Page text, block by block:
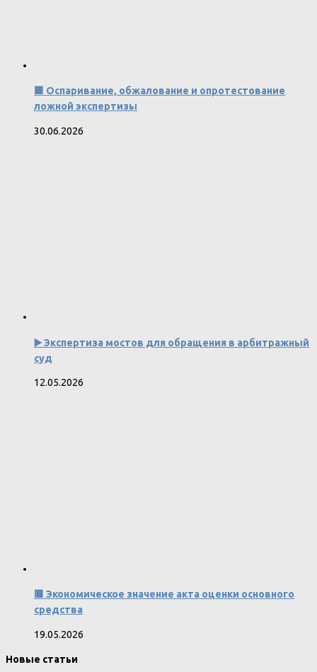
🟩 Оспаривание, обжалование и опротестование
ложной экспертизы
30.06.2026
▶️ Экспертиза мостов для обращения в арбитражный
суд
12.05.2026
🟥 Экономическое значение акта оценки основного
средства
19.05.2026
Новые статьи